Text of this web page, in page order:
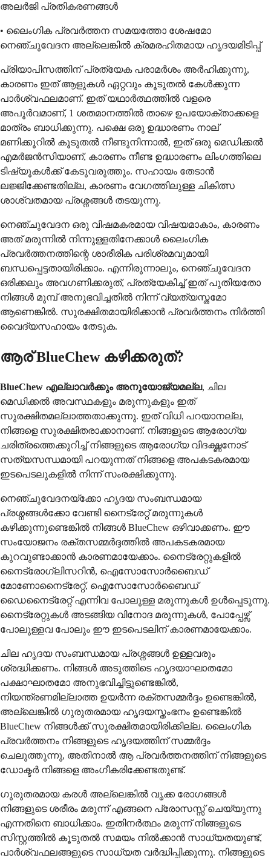
അലർജി പ്രതികരണങ്ങൾ
• ലൈംഗിക പ്രവർത്തന സമയത്തോ ശേഷമോ
നെഞ്ചുവേദന അല്ലെങ്കിൽ ക്രമരഹിതമായ ഹൃദയമിടിപ്പ്
പ്രിയാപിസത്തിന് പ്രത്യേക പരാമർശം അർഹിക്കുന്നു,
കാരണം ഇത് ആളുകൾ ഏറ്റവും കൂടുതൽ കേൾക്കുന്ന
പാർശ്വഫലമാണ്. ഇത് യഥാർത്ഥത്തിൽ വളരെ
അപൂർവമാണ്, 1 ശതമാനത്തിൽ താഴെ ഉപയോക്താക്കളെ
മാത്രം ബാധിക്കുന്നു. പക്ഷെ ഒരു ഉദ്ധാരണം നാല്
മണിക്കൂറിൽ കൂടുതൽ നീണ്ടുനിന്നാൽ, ഇത് ഒരു മെഡിക്കൽ
എമർജൻസിയാണ്, കാരണം നീണ്ട ഉദ്ധാരണം ലിംഗത്തിലെ
ടിഷ്യൂകൾക്ക് കേടുവരുത്തും. സഹായം തേടാൻ
ലജ്ജിക്കേണ്ടതില്ല, കാരണം വേഗത്തിലുള്ള ചികിത്സ
ശാശ്വതമായ പ്രശ്നങ്ങൾ തടയുന്നു.
നെഞ്ചുവേദന ഒരു വിഷമകരമായ വിഷയമാകാം, കാരണം
അത് മരുന്നിൽ നിന്നുള്ളതിനേക്കാൾ ലൈംഗിക
പ്രവർത്തനത്തിന്റെ ശാരീരിക പരിശ്രമവുമായി
ബന്ധപ്പെട്ടതായിരിക്കാം. എന്നിരുന്നാലും, നെഞ്ചുവേദന
ഒരിക്കലും അവഗണിക്കരുത്, പ്രത്യേകിച്ച് ഇത് പുതിയതോ
നിങ്ങൾ മുമ്പ് അനുഭവിച്ചതിൽ നിന്ന് വ്യത്യസ്തമോ
ആണെങ്കിൽ. സുരക്ഷിതമായിരിക്കാൻ പ്രവർത്തനം നിർത്തി
വൈദ്യസഹായം തേടുക.
ആര് BlueChew കഴിക്കരുത്?
BlueChew എല്ലാവർക്കും അനുയോജ്യമല്ല, ചില
മെഡിക്കൽ അവസ്ഥകളും മരുന്നുകളും ഇത്
സുരക്ഷിതമല്ലാത്തതാക്കുന്നു. ഇത് വിധി പറയാനല്ല,
നിങ്ങളെ സുരക്ഷിതരാക്കാനാണ്. നിങ്ങളുടെ ആരോഗ്യ
ചരിത്രത്തെക്കുറിച്ച് നിങ്ങളുടെ ആരോഗ്യ വിദഗ്ദ്ധനോട്
സത്യസന്ധമായി പറയുന്നത് നിങ്ങളെ അപകടകരമായ
ഇടപെടലുകളിൽ നിന്ന് സംരക്ഷിക്കുന്നു.
നെഞ്ചുവേദനയ്ക്കോ ഹൃദയ സംബന്ധമായ
പ്രശ്നങ്ങൾക്കോ വേണ്ടി നൈട്രേറ്റ് മരുന്നുകൾ
കഴിക്കുന്നുണ്ടെങ്കിൽ നിങ്ങൾ BlueChew ഒഴിവാക്കണം. ഈ
സംയോജനം രക്തസമ്മർദ്ദത്തിൽ അപകടകരമായ
കുറവുണ്ടാക്കാൻ കാരണമായേക്കാം. നൈട്രേറ്റുകളിൽ
നൈട്രോഗ്ലിസറിൻ, ഐസോസോർബൈഡ്
മോണോനൈട്രേറ്റ്, ഐസോസോർബൈഡ്
ഡൈനൈട്രേറ്റ് എന്നിവ പോലുള്ള മരുന്നുകൾ ഉൾപ്പെടുന്നു.
നൈട്രേറ്റുകൾ അടങ്ങിയ വിനോദ മരുന്നുകൾ, പോപ്പേഴ്സ്
പോലുള്ളവ പോലും ഈ ഇടപെടലിന് കാരണമായേക്കാം.
ചില ഹൃദയ സംബന്ധമായ പ്രശ്നങ്ങൾ ഉള്ളവരും
ശ്രദ്ധിക്കണം. നിങ്ങൾ അടുത്തിടെ ഹൃദയാഘാതമോ
പക്ഷാഘാതമോ അനുഭവിച്ചിട്ടുണ്ടെങ്കിൽ,
നിയന്ത്രണമില്ലാത്ത ഉയർന്ന രക്തസമ്മർദ്ദം ഉണ്ടെങ്കിൽ,
അല്ലെങ്കിൽ ഗുരുതരമായ ഹൃദയസ്തംഭനം ഉണ്ടെങ്കിൽ
BlueChew നിങ്ങൾക്ക് സുരക്ഷിതമായിരിക്കില്ല. ലൈംഗിക
പ്രവർത്തനം നിങ്ങളുടെ ഹൃദയത്തിന് സമ്മർദ്ദം
ചെലുത്തുന്നു, അതിനാൽ ആ പ്രവർത്തനത്തിന് നിങ്ങളുടെ
ഡോക്ടർ നിങ്ങളെ അംഗീകരിക്കേണ്ടതുണ്ട്.
ഗുരുതരമായ കരൾ അല്ലെങ്കിൽ വൃക്ക രോഗങ്ങൾ
നിങ്ങളുടെ ശരീരം മരുന്ന് എങ്ങനെ പ്രോസസ്സ് ചെയ്യുന്നു
എന്നതിനെ ബാധിക്കാം. ഇതിനർത്ഥം മരുന്ന് നിങ്ങളുടെ
സിസ്റ്റത്തിൽ കൂടുതൽ സമയം നിൽക്കാൻ സാധ്യതയുണ്ട്,
പാർശ്വഫലങ്ങളുടെ സാധ്യത വർദ്ധിപ്പിക്കുന്നു. നിങ്ങളുടെ